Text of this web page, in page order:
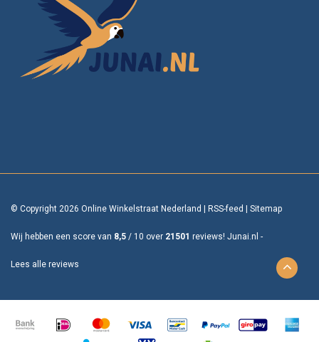
© Copyright 2026 Online Winkelstraat Nederland RSS-feed Sitemap
Wij hebben een score van 8,5 / 10 over 21501 reviews! Junai.nl -
Lees alle reviews